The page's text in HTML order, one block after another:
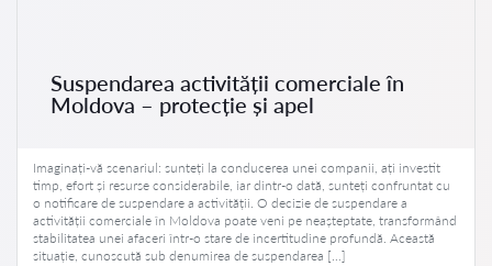
Suspendarea activității comerciale în
Moldova – protecție și apel
Imaginați-vă scenariul: sunteți la conducerea unei companii, ați investit
timp, efort și resurse considerabile, iar dintr-o dată, sunteți confruntat cu
o notificare de suspendare a activității. O decizie de suspendare a
activității comerciale în Moldova poate veni pe neașteptate, transformând
stabilitatea unei afaceri într-o stare de incertitudine profundă. Această
situație, cunoscută sub denumirea de suspendarea […]